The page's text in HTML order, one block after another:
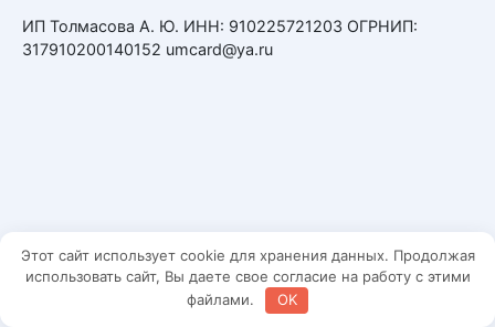
ИП Толмасова А. Ю. ИНН: 910225721203 ОГРНИП:
317910200140152 umcard@ya.ru
Этот сайт использует cookie для хранения данных. Продолжая
использовать сайт, Вы даете свое согласие на работу с этими
файлами.
OK